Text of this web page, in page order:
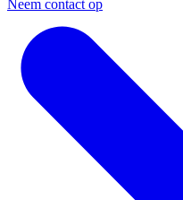
Neem contact op